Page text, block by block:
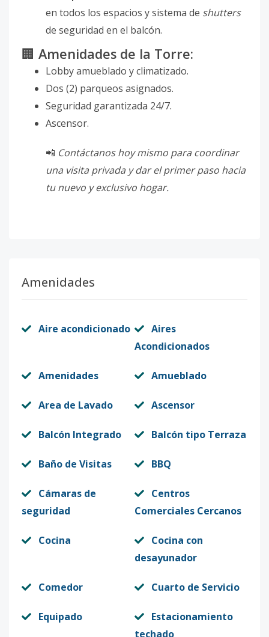
en todos los espacios y sistema de shutters
de seguridad en el balcón.
🏢 Amenidades de la Torre:
Lobby amueblado y climatizado.
Dos (2) parqueos asignados.
Seguridad garantizada 24/7.
Ascensor.
📲 Contáctanos hoy mismo para coordinar
una visita privada y dar el primer paso hacia
tu nuevo y exclusivo hogar.
Amenidades
Aire acondicionado
Aires
Acondicionados
Amenidades Amueblado
Area de Lavado Ascensor
Balcón Integrado Balcón tipo Terraza
Baño de Visitas BBQ
Cámaras de
seguridad
Centros
Comerciales Cercanos
Cocina
Cocina con
desayunador
Comedor Cuarto de Servicio
Equipado
Estacionamiento
techado